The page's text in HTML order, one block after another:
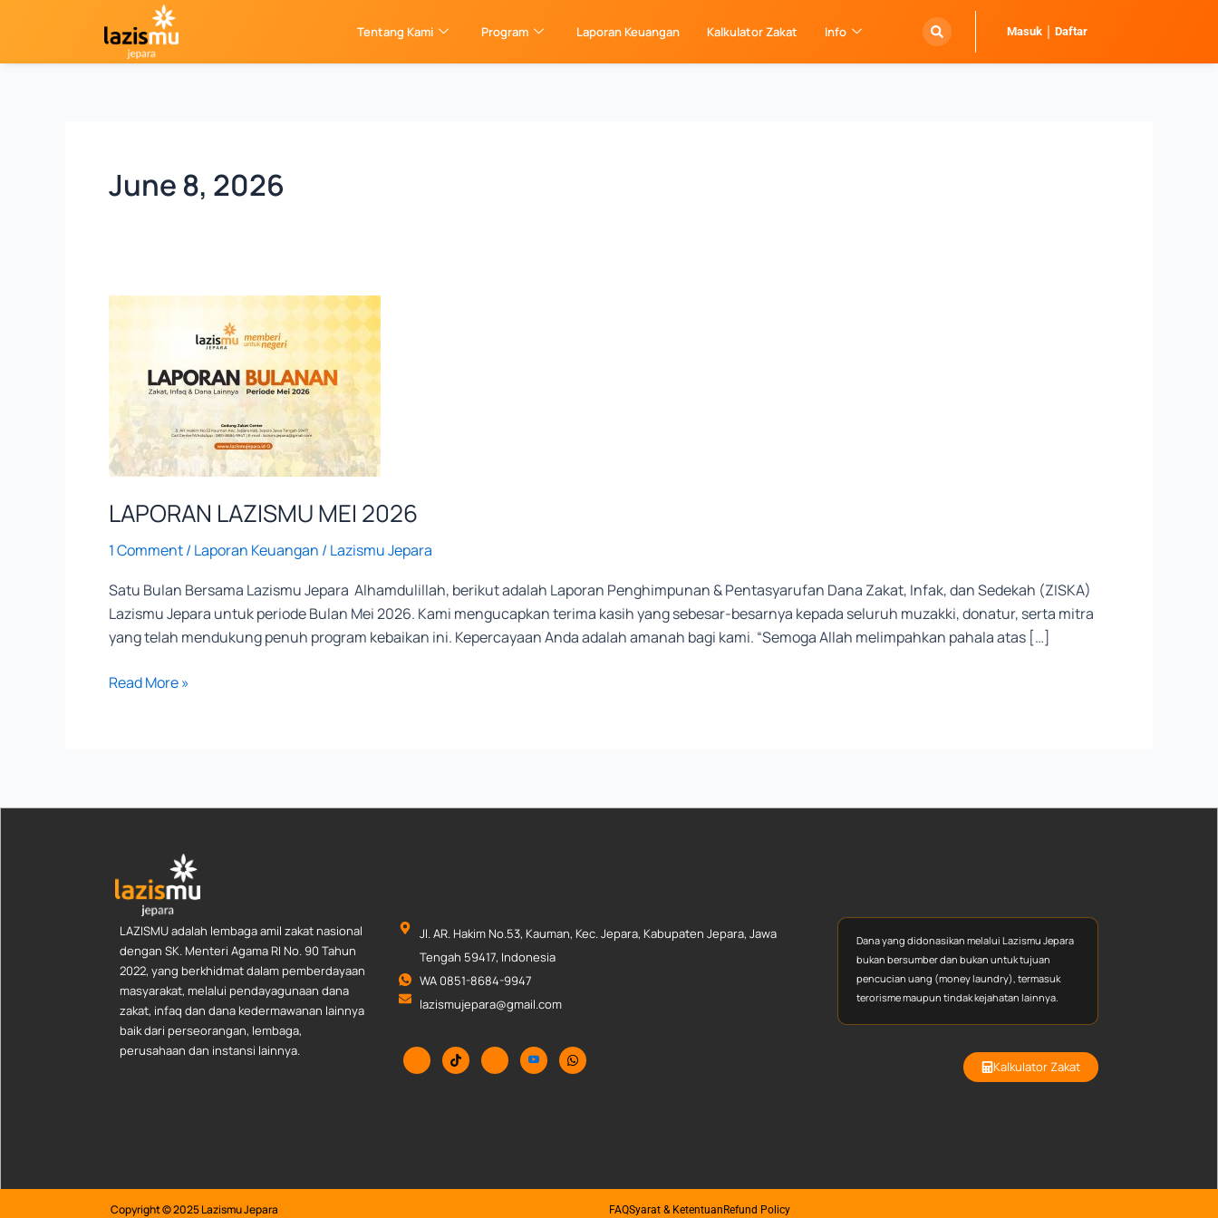
Tentang Kami Program Laporan Keuangan Kalkulator Zakat Info Masuk Daftar
June 8, 2026
LAPORAN LAZISMU MEI 2026
1 Comment/ Laporan Keuangan / Lazismu Jepara
Satu Bulan Bersama Lazismu Jepara Alhamdulillah, berikut adalah Laporan Penghimpunan & Pentasyarufan Dana Zakat, Infak, dan Sedekah (ZISKA)
Lazismu Jepara untuk periode Bulan Mei 2026. Kami mengucapkan terima kasih yang sebesar-besarnya kepada seluruh muzakki, donatur, serta mitra
yang telah mendukung penuh program kebaikan ini. Kepercayaan Anda adalah amanah bagi kami. “Semoga Allah melimpahkan pahala atas […]
LAPORAN
LAZISMU
Read More »
LAZISMU adalah lembaga amil zakat nasional
dengan SK. Menteri Agama RI No. 90 Tahun
2022, yang berkhidmat dalam pemberdayaan
masyarakat, melalui pendayagunaan dana
zakat, infaq dan dana kedermawanan lainnya
baik dari perseorangan, lembaga,
perusahaan dan instansi lainnya.
Jl. AR. Hakim No.53, Kauman, Kec. Jepara, Kabupaten Jepara, Jawa
Tengah 59417, Indonesia
WA 0851-8684-9947
lazismujepara@gmail.com
Dana yang didonasikan melalui Lazismu Jepara
bukan bersumber dan bukan untuk tujuan
pencucian uang (money laundry), termasuk
terorisme maupun tindak kejahatan lainnya.
Kalkulator Zakat
Copyright © 2025 Lazismu Jepara FAQSyarat & Ketentuan Refund Policy